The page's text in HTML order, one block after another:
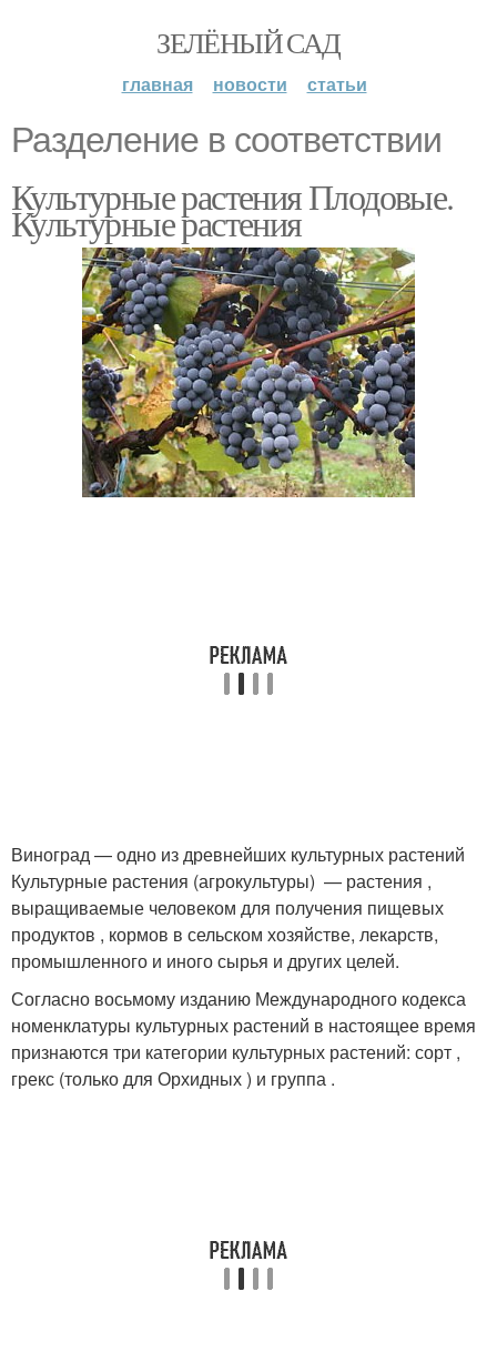
ЗЕЛЁНЫЙ САД
главная новости статьи
Разделение в соответствии
Культурные растения Плодовые.
Культурные растения
Виноград — одно из древнейших культурных растений
Культурные растения (агрокультуры) — растения ,
выращиваемые человеком для получения пищевых
продуктов , кормов в сельском хозяйстве, лекарств,
промышленного и иного сырья и других целей.
Согласно восьмому изданию Международного кодекса
номенклатуры культурных растений в настоящее время
признаются три категории культурных растений: сорт ,
грекс (только для Орхидных ) и группа .